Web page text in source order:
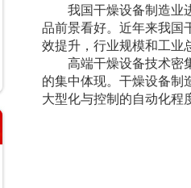
我国干燥设备制造业进
品前景看好。近年来我国
效提升，行业规模和工业
高端干燥设备技术密集
的集中体现。干燥设备制
大型化与控制的自动化程